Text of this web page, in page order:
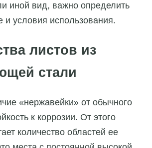
иной вид, важно определить
и условия использования.
листов из
стали
«нержавейки» от обычного
к коррозии. От этого
количество областей ее